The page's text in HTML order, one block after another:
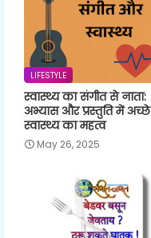
LIFESTYLE
स्वास्थ्य का संगीत से नाता:
अभ्यास और प्रस्तुति में अच्छे
स्वास्थ्य का महत्व
May 26, 2025